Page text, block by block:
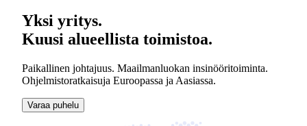
Yksi yritys.
Kuusi alueellista toimistoa.
Paikallinen johtajuus. Maailmanluokan insinööritoiminta.
Ohjelmistoratkaisuja Euroopassa ja Aasiassa.
Varaa puhelu